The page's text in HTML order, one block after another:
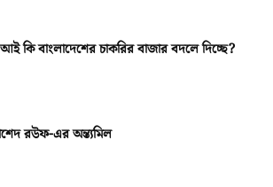
কি বাংলাদেশের চাকরির বাজার বদলে দিচ্ছে?
রউফ-এর অন্ত্যমিল